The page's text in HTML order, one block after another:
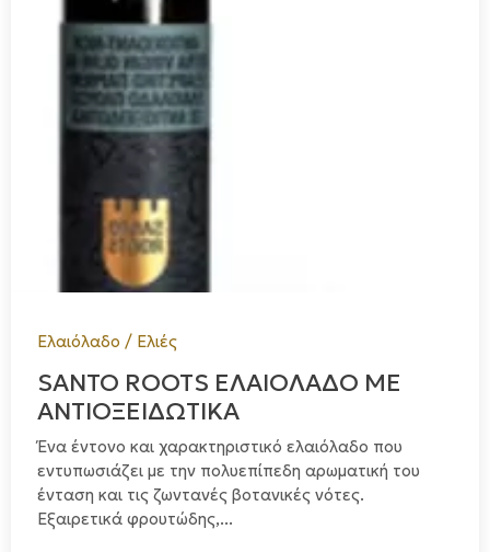
Ελαιόλαδο / Ελιές
SANTO ROOTS ΕΛΑΙΟΛΑΔΟ ΜΕ
ΑΝΤΙΟΞΕΙΔΩΤΙΚΑ
Ένα έντονο και χαρακτηριστικό ελαιόλαδο που
εντυπωσιάζει με την πολυεπίπεδη αρωματική του
ένταση και τις ζωντανές βοτανικές νότες.
Εξαιρετικά φρουτώδης,...